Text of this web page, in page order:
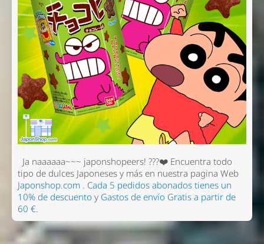
Ja naaaaaa~~~ japonshopeers! ???❤️Encuentra todo
tipo de dulces Japoneses y más en nuestra pagina Web
Japonshop.com. Cada 5 pedidos abonados tienes un
10% de descuento y Gastos de envío Gratis a partir de
60 €.